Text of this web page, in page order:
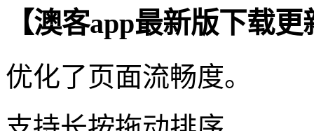
【澳客app最新版下载
优化了页面流畅度。